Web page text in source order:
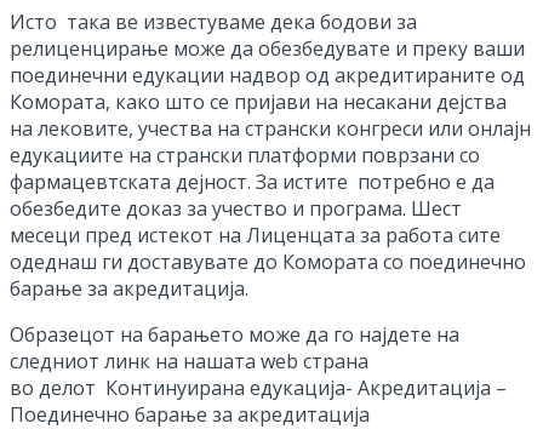
Исто така ве известуваме дека бодови за
релиценцирање може да обезбедувате и преку ваши
поединечни едукации надвор од акредитираните од
Комората, како што се пријави на несакани дејства
на лековите, учества на странски конгреси или онлајн
едукациите на странски платформи поврзани со
фармацевтската дејност. За истите потребно е да
обезбедите доказ за учество и програма. Шест
месеци пред истекот на Лиценцата за работа сите
одеднаш ги доставувате до Комората со поединечно
барање за акредитација.
Образецот на барањето може да го најдете на
следниот линк на нашата web страна
во делот Континуирана едукација- Акредитациja –
Поединечно барање за акредитација